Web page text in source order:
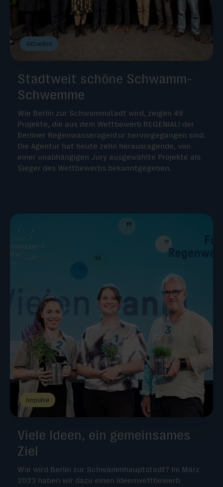
Stadtweit schöne Schwamm-
Schwemme
Wie Berlin zur Schwammstadt wird, zeigen 49
Projekte, die aus dem Wettbewerb REGENIAL! der
Berliner Regenwasseragentur hervorgegangen sind.
Die Agentur hat heute zehn herausragende, von
einer unabhängigen Jury ausgewählte Projekte als
Sieger des Wettbewerbs bekanntgegeben.
Aktuelles
Viele Ideen, ein gemeinsames
Ziel
Wie wird Berlin zur Schwammhauptstadt? Im März
2023 haben wir dazu einen Ideenwettbewerb
Impulse